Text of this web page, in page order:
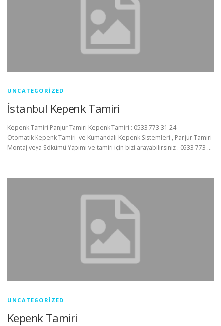
UNCATEGORIZED
İstanbul Kepenk Tamiri
Kepenk Tamiri Panjur Tamiri Kepenk Tamiri : 0533 773 31 24
Otomatik Kepenk Tamiri ve Kumandalı Kepenk Sistemleri , Panjur Tamiri
Montaj veya Sökümü Yapımı ve tamiri için bizi arayabilirsiniz . 0533 773 …
UNCATEGORIZED
Kepenk Tamiri